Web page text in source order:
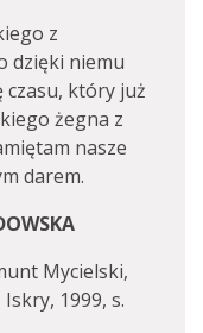
z
dzięki niemu
czasu, który już
żegna z
nasze
darem.
Mycielski,
1999, s.